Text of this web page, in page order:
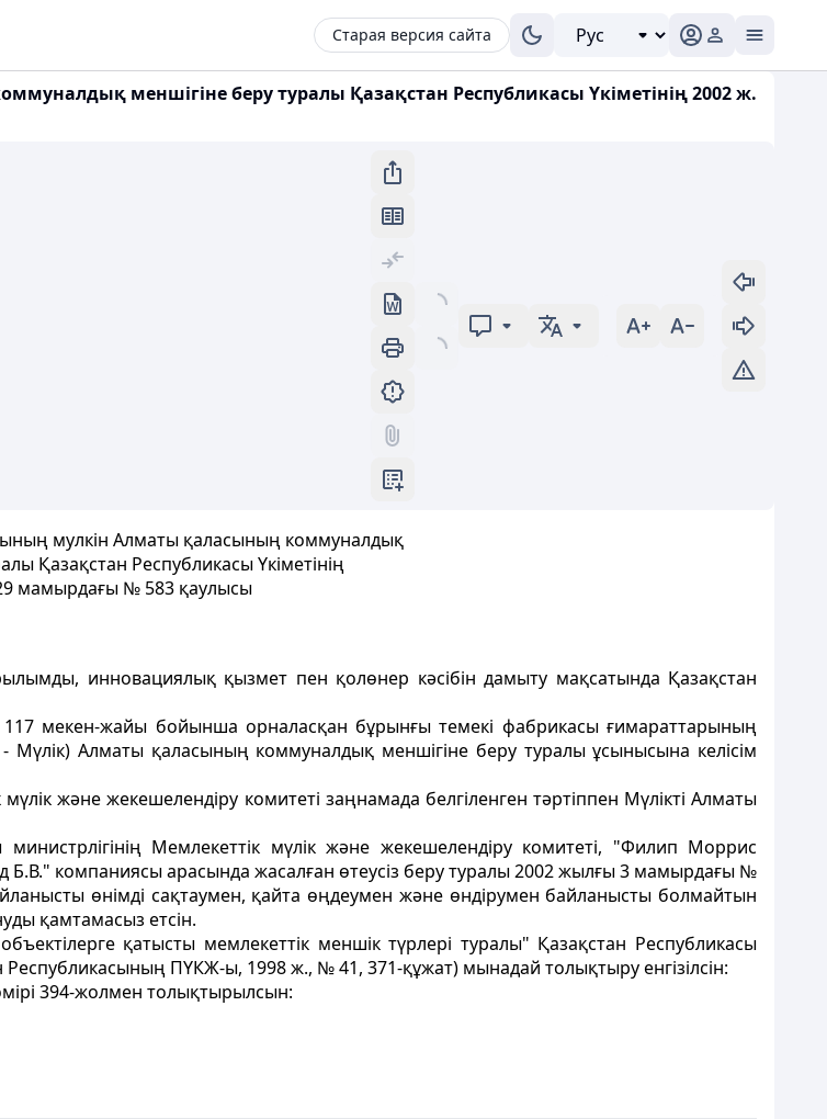
Старая версия сайта
меншігіне беру туралы Қазақстан Республикасы Үкіметінің 2002 ж.
мyлкiн Алматы қаласының коммуналдық
Қазақстан Республикасы Үкіметінің
мамырдағы № 583 қаулысы
инновациялық қызмет пен қолөнер кәсiбiн дамыту мақсатында Қазақстан
мекен-жайы бойынша орналасқан бұрынғы темекi фабрикасы ғимараттарының
Мүлiк) Алматы қаласының коммуналдық меншiгiне беру туралы ұсынысына келісім
және жекешелендiру комитетi заңнамада белгiленген тәртiппен Мүлiктi Алматы
Мемлекеттік мүлiк және жекешелендiру комитетi, "Филип Моррис
компаниясы арасында жасалған өтеусiз беру туралы 2002 жылғы 3 мамырдағы №
өнiмдi сақтаумен, қайта өңдеумен және өндiрумен байланысты болмайтын
қамтамасыз етсiн.
қатысты мемлекеттік меншiк түрлерi туралы" Қазақстан Республикасы
Республикасының ПYКЖ-ы, 1998 ж., № 41, 371-құжат) мынадай толықтыру енгiзiлсiн:
394-жолмен толықтырылсын: